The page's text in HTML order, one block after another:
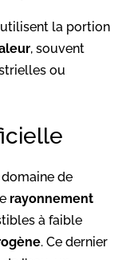
la portion
, souvent
ou
de
rayonnement
à faible
. Ce dernier